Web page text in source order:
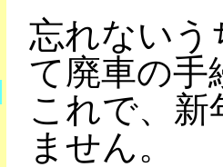
忘れないう
て廃車の手
これで、
ません。